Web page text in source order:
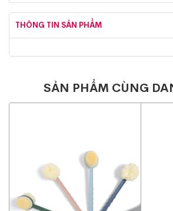
THÔNG TIN SẢN PHẨM
SẢN PHẨM CÙNG